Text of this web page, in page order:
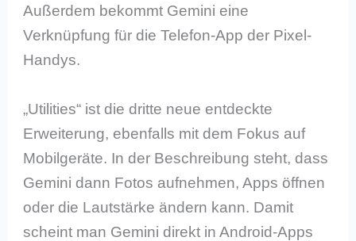
Außerdem bekommt Gemini eine
Verknüpfung für die Telefon-App der Pixel-
Handys.
„Utilities“ ist die dritte neue entdeckte
Erweiterung, ebenfalls mit dem Fokus auf
Mobilgeräte. In der Beschreibung steht, dass
Gemini dann Fotos aufnehmen, Apps öffnen
oder die Lautstärke ändern kann. Damit
scheint man Gemini direkt in Android-Apps